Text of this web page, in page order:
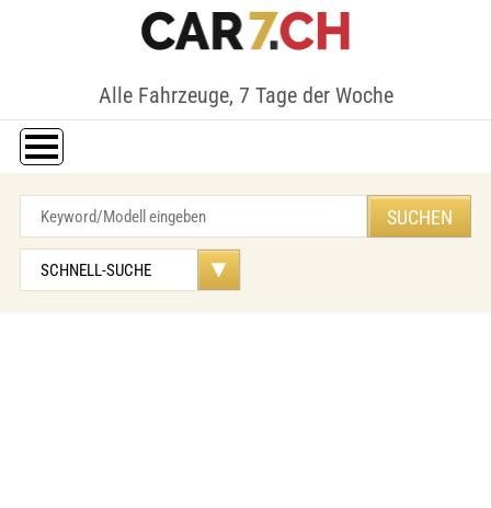
Alle Fahrzeuge, 7 Tage der Woche